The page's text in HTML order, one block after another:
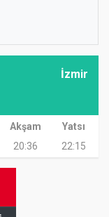
İzmir
Akşam
Yatsı
20:36 22:15